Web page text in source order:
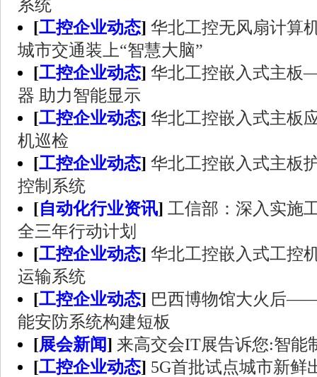
系统
[工控企业动态] 华北工控无风扇计算
城市交通装上“智慧大脑”
[工控企业动态] 华北工控嵌入式主
器 助力智能显示
[工控企业动态] 华北工控嵌入式主板
机巡检
[工控企业动态] 华北工控嵌入式主板
控制系统
[自动化行业资讯] 工信部：深入实施
全三年行动计划
[工控企业动态] 华北工控嵌入式工控
运输系统
[工控企业动态] 巴西博物馆大火后
能安防系统构建短板
[展会新闻] 来高交会IT展告诉您:智能
[工控企业动态] 5G首批试点城市新鲜